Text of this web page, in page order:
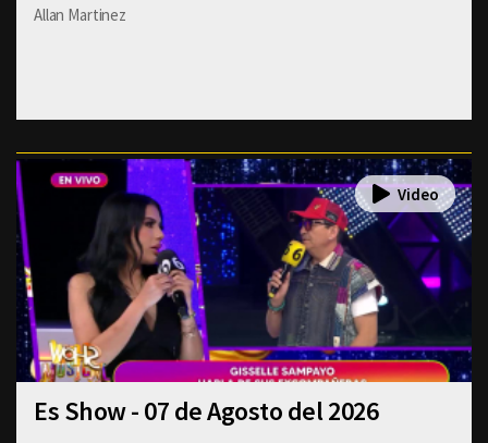
Allan Martinez
Es Show - 07 de Agosto del 2026